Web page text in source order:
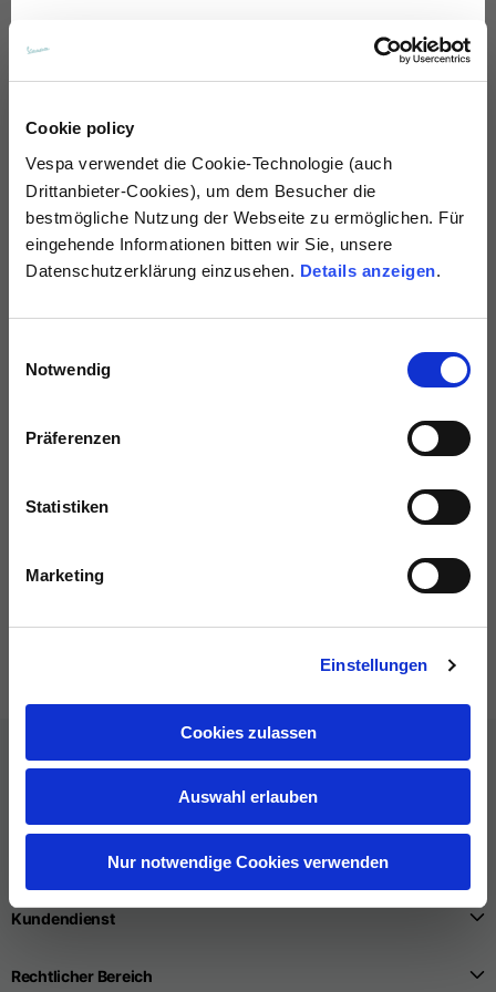
Cookie policy
Vespa verwendet die Cookie-Technologie (auch
Drittanbieter-Cookies), um dem Besucher die
bestmögliche Nutzung der Webseite zu ermöglichen. Für
eingehende Informationen bitten wir Sie, unsere
Datenschutzerklärung einzusehen. Details anzeigen.
Notwendig
Präferenzen
Statistiken
Marketing
Einstellungen
Cookies zulassen
Auswahl erlauben
Nur notwendige Cookies verwenden
5 Farben
€160.00
Bottle
5 Farben
€30.00
€20.00 €25.00
Kundendienst
Rechtlicher Bereich
Niederländisch
Französisch